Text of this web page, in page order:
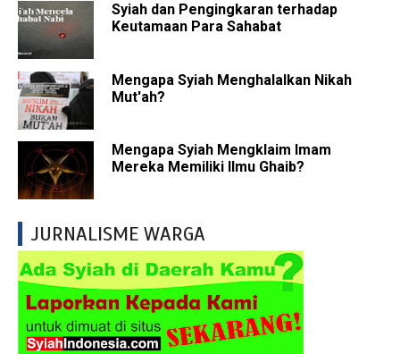
Syiah dan Pengingkaran terhadap
Keutamaan Para Sahabat
Mengapa Syiah Menghalalkan Nikah
Mut'ah?
Mengapa Syiah Mengklaim Imam
Mereka Memiliki Ilmu Ghaib?
JURNALISME WARGA